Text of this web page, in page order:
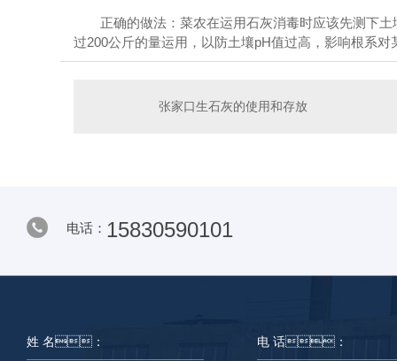
正确的做法：菜农在运用石灰消毒时应该先测下土
过200公斤的量运用，以防土壤pH值过高，影响根系
张家口生石灰的使用和存放
电话： 15830590101